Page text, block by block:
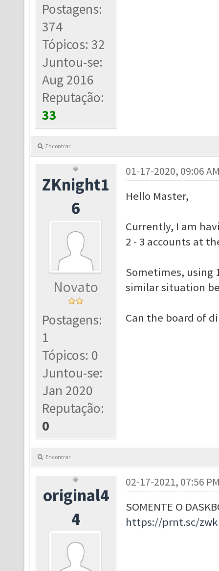
Postagens:
374
Tópicos: 32
Juntou-se:
Aug 2016
Reputação:
33
Encontrar
ZKnight1
6
Novato
Postagens:
1
Tópicos: 0
Juntou-se:
Jan 2020
Reputação:
0
01-17-2020, 09:06
Hello Master,
Currently, I am
2 - 3 accounts at
Sometimes, using
similar situation
Can the board of
Encontrar
original4
4
02-17-2021, 07:56
SOMENTE O
https://prnt.sc/